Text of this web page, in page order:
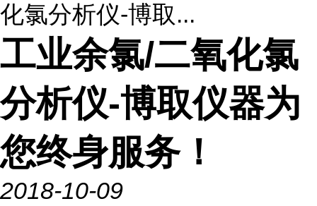
化氯分析仪-博取...
工业余氯/二氧化氯
分析仪-博取仪器为
您终身服务！
2018-10-09